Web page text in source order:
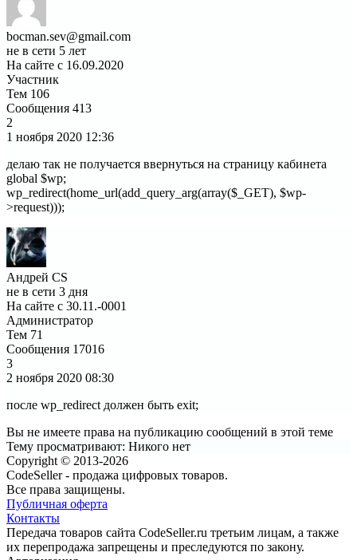
bocman.sev@gmail.com
не в сети 5 лет
На сайте с 16.09.2020
Участник
Тем 106
Сообщения 413
2
1 ноября 2020 12:36
делаю так не получается ввернуться на страницу кабинета
global $wp;
wp_redirect(home_url(add_query_arg(array($_GET), $wp-
>request)));
Андрей CS
не в сети 3 дня
На сайте с 30.11.-0001
Администратор
Тем 71
Сообщения 17016
3
2 ноября 2020 08:30
после wp_redirect должен быть exit;
Вы не имеете права на публикацию сообщений в этой теме
Тему просматривают: Никого нет
Copyright © 2013-2026
CodeSeller - продажа цифровых товаров.
Все права защищены.
Публичная оферта
Контакты
Передача товаров сайта CodeSeller.ru третьим лицам, а также
их перепродажа запрещены и преследуются по закону.